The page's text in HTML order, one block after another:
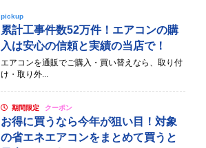
pickup
累計工事件数52万件！エアコンの購
入は安心の信頼と実績の当店で！
エアコンを通販でご購入・買い替えなら、取り付
け・取り外...
期間限定 クーポン
お得に買うなら今年が狙い目！対象
の省エネエアコンをまとめて買うと